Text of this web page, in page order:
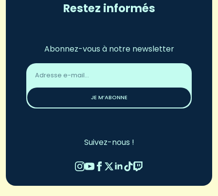
Restez informés
Abonnez-vous à notre newsletter
Adresse
email
JE M’ABONNE
Suivez-nous !